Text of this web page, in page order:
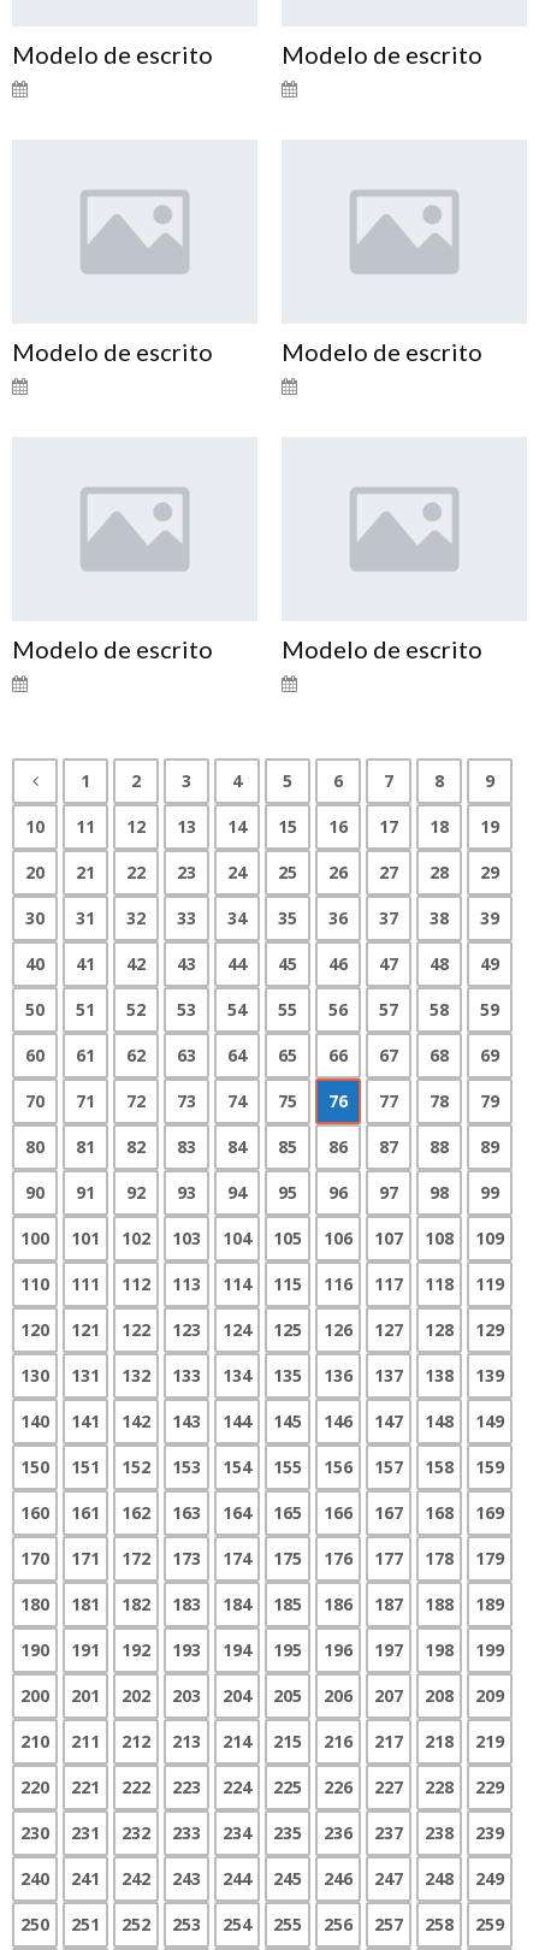
Modelo de escrito Modelo de escrito
Modelo de escrito Modelo de escrito
Modelo de escrito Modelo de escrito
1 2 3 4 5 6 7 8
9
10
11 12 13 14 15 16 17 18
19
20
21 22 23 24 25 26 27 28
29
30
31 32 33 34 35 36 37 38
39
40
41 42 43 44 45 46 47 48
49
50
51 52 53 54 55 56 57 58
59
60
61 62 63 64 65 66 67 68
69
70
71 72 73 74 75 76 77 78
79
80
81 82 83 84 85 86 87 88
89
90
91 92 93 94 95 96 97 98
99
100
101 102 103 104 105 106 107 108
109
110
111 112 113 114 115 116 117 118
119
120
121 122 123 124 125 126 127 128
129
130
131 132 133 134 135 136 137 138
139
140
141 142 143 144 145 146 147 148
149
150
151 152 153 154 155 156 157 158
159
160
161 162 163 164 165 166 167 168
169
170
171 172 173 174 175 176 177 178
179
180
181 182 183 184 185 186 187 188
189
190
191 192 193 194 195 196 197 198
199
200
201 202 203 204 205 206 207 208
209
210
211 212 213 214 215 216 217 218
219
220
221 222 223 224 225 226 227 228
229
230
231 232 233 234 235 236 237 238
239
240
241 242 243 244 245 246 247 248
249
250
251 252 253 254 255 256 257 258 259